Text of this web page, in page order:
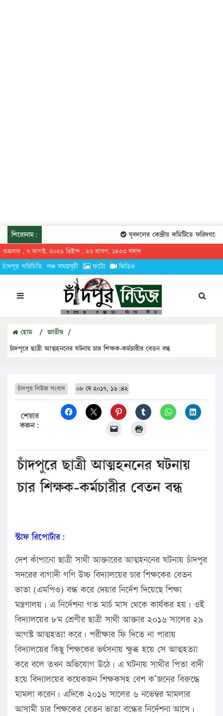
শিরোনাম: যুবদলের কেন্দ্রীয় কমিটিতে ফরিদগঞ্জের
শুক্রবার , ৭ আগস্ট, ২০২৬ খ্রিষ্টাব্দ , ২৩ শ্রাবণ, ১৪৩৩ বঙ্গাব্দ
চাঁদপুর পরিচিতি লঞ্চ সময়সূচী ফটো ভিডিও
হোম / জাতীয় /
চাঁদপুরে ছাত্রী আত্মহননের ঘটনায় চার শিক্ষক-কর্মচারীর বেতন বন্ধ
চাঁদপুর নিউজ সংবাদ ০৮ মে ২০১৭, ১৬:৪২
শেয়ার
করুন:
চাঁদপুরে ছাত্রী আত্মহননের ঘটনায়
চার শিক্ষক-কর্মচারীর বেতন বন্ধ
স্টাফ রিপোর্টার:
দেশ কাঁপানো ছাত্রী সাথী আক্তারের আত্মহননের ঘটনায় চাঁদপুর
সদরের বাগাদী গণি উচ্চ বিদ্যালয়ের চার শিক্ষকের বেতন
ভাতা (এমপিও) বন্ধ করে দেয়ার নির্দেশ দিয়েছে শিক্ষা
মন্ত্রণালয়। এ নির্দেশনা গত মার্চ মাস থেকে কার্যকর হয়। ওই
বিদ্যালয়ের ৮ম শ্রেণীর ছাত্রী সাথী আক্তার ২০১৬ সালের ২৯
আগস্ট আত্মহত্যা করে। পরীক্ষার ফি দিতে না পারায়
বিদ্যালয়ের কিছু শিক্ষকের ভর্ৎসনায় ক্ষুব্ধ হয়ে সে আত্মহত্যা
করে বলে তখন অভিযোগ উঠে। এ ঘটনায় সাথীর পিতা বাদী
হয়ে বিদ্যালয়ের কয়েকজন শিক্ষকসহ বেশ ক’জনের বিরুদ্ধে
মামলা করেন। এদিকে ২০১৬ সালের ৬ নভেম্বর মামলার
আসামী চার শিক্ষকের বেতন ভাতা বন্ধের নির্দেশনা আসে।